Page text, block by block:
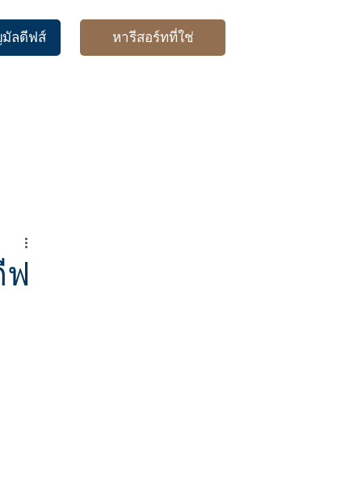
ลดีฟส์ หารีสอร์ทที่ใช่
ฟ